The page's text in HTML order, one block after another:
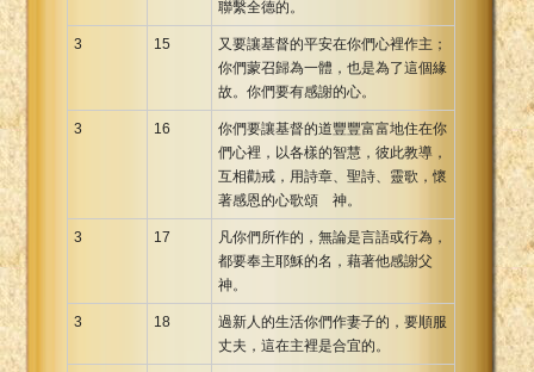
聯繫全德的。
3 15
又要讓基督的平安在你們心裡作主；
你們蒙召歸為一體，也是為了這個緣
故。你們要有感謝的心。
3 16
你們要讓基督的道豐豐富富地住在你
們心裡，以各樣的智慧，彼此教導，
互相勸戒，用詩章、聖詩、靈歌，懷
著感恩的心歌頌 神。
3 17
凡你們所作的，無論是言語或行為，
都要奉主耶穌的名，藉著他感謝父
神。
3 18
過新人的生活你們作妻子的，要順服
丈夫，這在主裡是合宜的。